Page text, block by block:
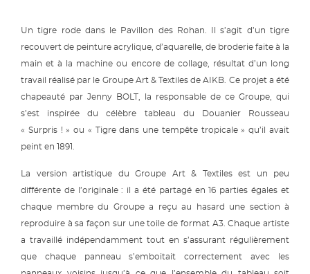
Un tigre rode dans le Pavillon des Rohan. Il s’agit d’un tigre
recouvert de peinture acrylique, d’aquarelle, de broderie faite à la
main et à la machine ou encore de collage, résultat d’un long
travail réalisé par le Groupe Art & Textiles de AIKB. Ce projet a été
chapeauté par Jenny BOLT, la responsable de ce Groupe, qui
s’est inspirée du célèbre tableau du Douanier Rousseau
« Surpris ! » ou « Tigre dans une tempête tropicale » qu’il avait
peint en 1891.
La version artistique du Groupe Art & Textiles est un peu
différente de l’originale : il a été partagé en 16 parties égales et
chaque membre du Groupe a reçu au hasard une section à
reproduire à sa façon sur une toile de format A3. Chaque artiste
a travaillé indépendamment tout en s’assurant régulièrement
que chaque panneau s’emboitait correctement avec les